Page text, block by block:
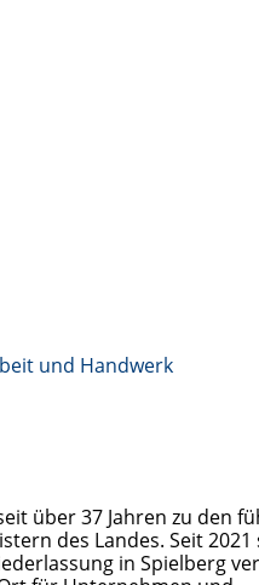
und Handwerk
über 37 Jahren zu den
des Landes. Seit
in Spielberg